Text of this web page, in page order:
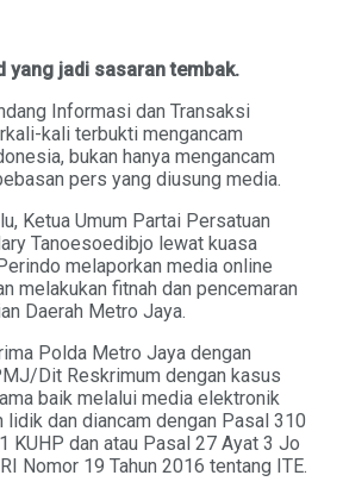
yang jadi sasaran tembak.
Informasi dan Transaksi
kali terbukti mengancam
bukan hanya mengancam
pers yang diusung media.
Ketua Umum Partai Persatuan
Tanoesoedibjo lewat kuasa
melaporkan media online
melakukan fitnah dan pencemaran
Daerah Metro Jaya.
Polda Metro Jaya dengan
Dit Reskrimum dengan kasus
baik melalui media elektronik
dan diancam dengan Pasal 310
KUHP dan atau Pasal 27 Ayat 3 Jo
Nomor 19 Tahun 2016 tentang ITE.